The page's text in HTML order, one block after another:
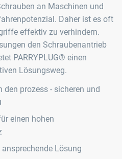
an Maschinen und
Daher ist es oft
effektiv zu verhindern.
den Schraubenantrieb
PARRYPLUG® einen
Lösungsweg.
prozess - sicheren und
einen hohen
Lösung